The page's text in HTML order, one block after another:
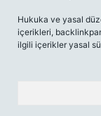
Hukuka ve yasal
içerikleri,
ilgili içerikler yasal